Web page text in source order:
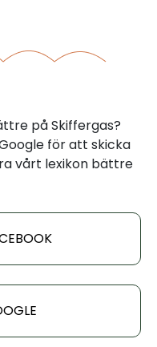
på Skiffergas?
för att skicka
vårt lexikon bättre